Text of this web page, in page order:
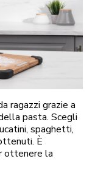
ragazzi grazie a
pasta. Scegli
spaghetti,
È
ottenere la